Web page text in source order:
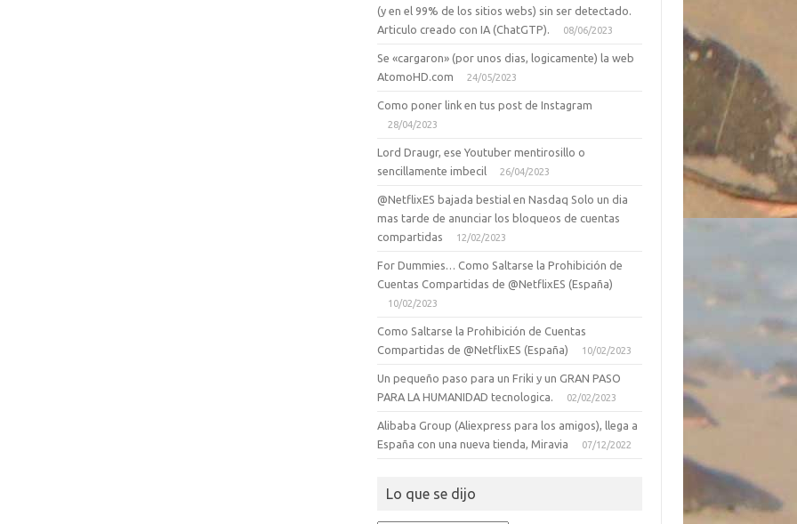
(y en el 99% de los sitios webs) sin ser detectado.
Articulo creado con IA (ChatGTP).
08/06/2023
Se «cargaron» (por unos dias, logicamente) la web
AtomoHD.com
24/05/2023
Como poner link en tus post de Instagram
28/04/2023
Lord Draugr, ese Youtuber mentirosillo o
sencillamente imbecil
26/04/2023
@NetflixES bajada bestial en Nasdaq Solo un dia
mas tarde de anunciar los bloqueos de cuentas
compartidas
12/02/2023
For Dummies… Como Saltarse la Prohibición de
Cuentas Compartidas de @NetflixES (España)
10/02/2023
Como Saltarse la Prohibición de Cuentas
Compartidas de @NetflixES (España)
10/02/2023
Un pequeño paso para un Friki y un GRAN PASO
PARA LA HUMANIDAD tecnologica.
02/02/2023
Alibaba Group (Aliexpress para los amigos), llega a
España con una nueva tienda, Miravia
07/12/2022
Lo que se dijo